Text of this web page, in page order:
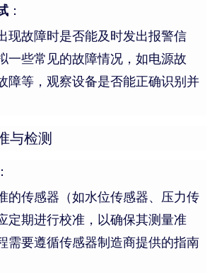
：
现故障时是否能及时发出报警信
一些常见的故障情况，如电源故
障等，观察设备是否能正确识别并
与检测
：
的传感器（如水位传感器、压力传
定期进行校准，以确保其测量准
需要遵循传感器制造商提供的指南